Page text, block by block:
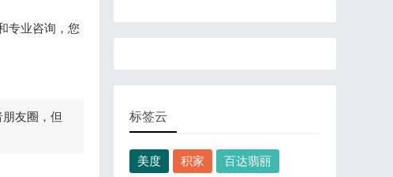
专业咨询，您
友圈，但
标签云
美度 积家 百达翡丽